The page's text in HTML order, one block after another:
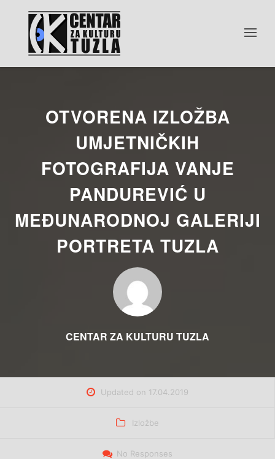
OTVORENA IZLOŽBA
UMJETNIČKIH
FOTOGRAFIJA VANJE
PANDUREVIĆ U
MEĐUNARODNOJ GALERIJI
PORTRETA TUZLA
CENTAR ZA KULTURU TUZLA
Updated on 17.04.2019
Categories
Izložbe
No Responses